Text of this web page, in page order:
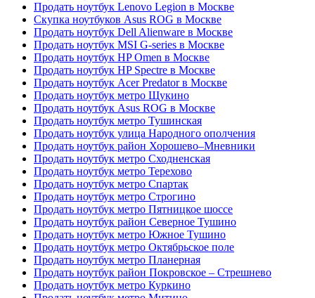
Продать ноутбук Lenovo Legion в Москве
Скупка ноутбуков Asus ROG в Москве
Продать ноутбук Dell Alienware в Москве
Продать ноутбук MSI G-series в Москве
Продать ноутбук HP Omen в Москве
Продать ноутбук HP Spectre в Москве
Продать ноутбук Acer Predator в Москве
Продать ноутбук метро Щукино
Продать ноутбук Asus ROG в Москве
Продать ноутбук метро Тушинская
Продать ноутбук улица Народного ополчения
Продать ноутбук район Хорошево–Мневники
Продать ноутбук метро Сходненская
Продать ноутбук метро Терехово
Продать ноутбук метро Спартак
Продать ноутбук метро Строгино
Продать ноутбук метро Пятницкое шоссе
Продать ноутбук район Северное Тушино
Продать ноутбук метро Южное Тушино
Продать ноутбук метро Октябрьское поле
Продать ноутбук метро Планерная
Продать ноутбук район Покровское – Стрешнево
Продать ноутбук метро Куркино